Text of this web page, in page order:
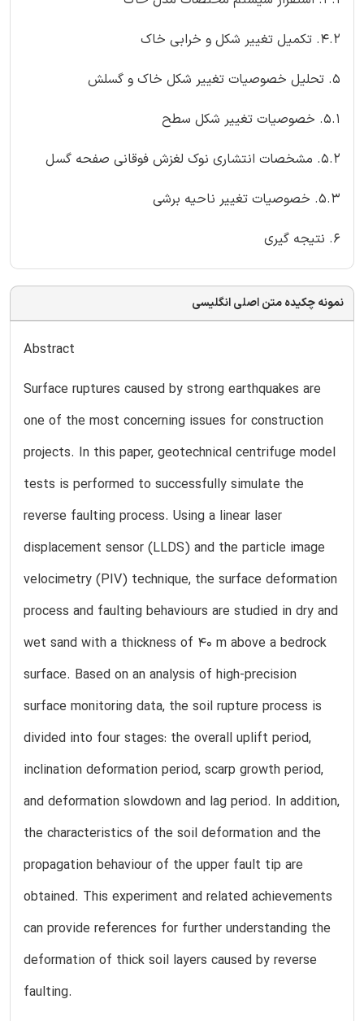
4.2. تکمیل تغییر شکل و خرابی خاک
5. تحلیل خصوصیات تغییر شکل خاک و گسلش
5.1. خصوصیات تغییر شکل سطح
5.2. مشخصات انتشاری نوک لغزش فوقانی صفحه گسل
5.3. خصوصیات تغییر ناحیه برشی
6. نتیجه گیری
نمونه چکیده متن اصلی انگلیسی
Abstract
Surface ruptures caused by strong earthquakes are
one of the most concerning issues for construction
projects. In this paper, geotechnical centrifuge model
tests is performed to successfully simulate the
reverse faulting process. Using a linear laser
displacement sensor (LLDS) and the particle image
velocimetry (PIV) technique, the surface deformation
process and faulting behaviours are studied in dry and
wet sand with a thickness of 40 m above a bedrock
surface. Based on an analysis of high-precision
surface monitoring data, the soil rupture process is
divided into four stages: the overall uplift period,
inclination deformation period, scarp growth period,
and deformation slowdown and lag period. In addition,
the characteristics of the soil deformation and the
propagation behaviour of the upper fault tip are
obtained. This experiment and related achievements
can provide references for further understanding the
deformation of thick soil layers caused by reverse
faulting.